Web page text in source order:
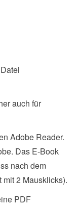
auch für
Adobe Reader.
Das E-Book
nach dem
2 Mausklicks).
PDF